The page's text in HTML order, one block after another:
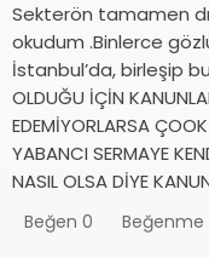
Sekterön tamamen
okudum .Binlerce
İstanbul’da, birleşip bu
OLDUĞU İÇİN
EDEMİYORLARSA
YABANCI SERMAYE
NASIL OLSA DİYE
Beğen 0 Beğenme